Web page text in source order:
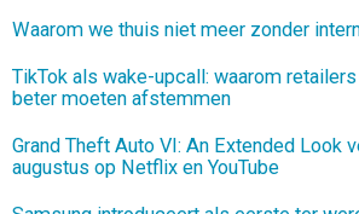
Waarom we thuis niet meer zonder
TikTok als wake-upcall: waarom
beter moeten afstemmen
Grand Theft Auto VI: An Extended Look
augustus op Netflix en YouTube